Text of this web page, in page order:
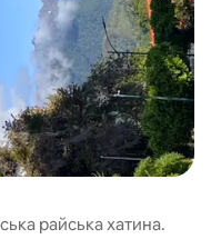
райська хатина.